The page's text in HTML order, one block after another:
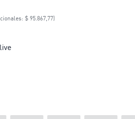
monomaterial
$ 95.867,77)